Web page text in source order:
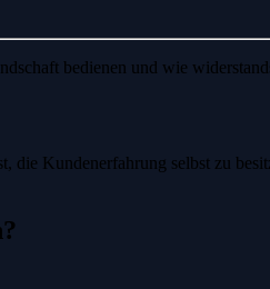
bedienen und wie
die Kundenerfahrung selbst zu